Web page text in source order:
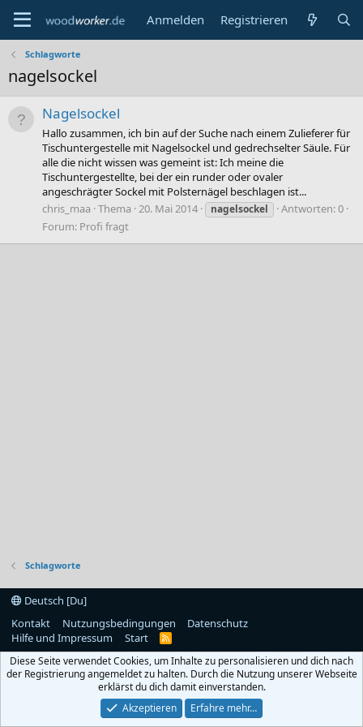
Anmelden Registrieren
Schlagworte
nagelsockel
Nagelsockel
Hallo zusammen, ich bin auf der Suche nach einem Zulieferer für
Tischuntergestelle mit Nagelsockel und gedrechselter Säule. Für
alle die nicht wissen was gemeint ist: Ich meine die
Tischuntergestellte, bei der ein runder oder ovaler
angeschrägter Sockel mit Polsternägel beschlagen ist...
chris_maa Thema 20. Mai 2014 nagelsockel
Antworten: 0
Forum: Profi fragt
Schlagworte
Deutsch [Du]
Kontakt
Nutzungsbedingungen
Datenschutz
Hilfe und Impressum
Start
R
S
Diese Seite verwendet Cookies, um Inhalte zu personalisieren und dich nach
der Registrierung angemeldet zu halten. Durch die Nutzung unserer Webseite
erklärst du dich damit einverstanden.
Akzeptieren
Erfahre mehr…